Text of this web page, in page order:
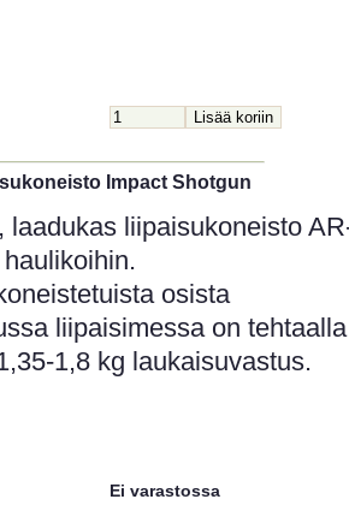
Impact Shotgun
laadukas liipaisukoneisto
osista
liipaisimessa on tehtaalla
1,8 kg laukaisuvastus.
Ei varastossa